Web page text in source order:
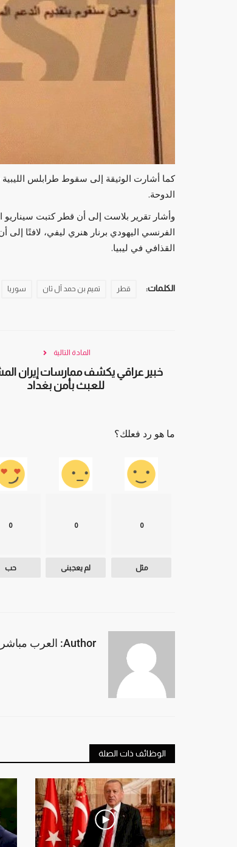
الدوحة.
وأشار تقرير بلاست إلى أن قطر كتبت
الفرنسي اليهودي برنار هنري ليفي، لافتًا إلى
القذافي في ليبيا.
الكلمات: قطر تميم بن حمد آل ثان سوريا
المادة التالية
خبير عراقي يكشف ممارسات إيران
للعبث بأمن بغداد
ما هو رد فعلك؟
0
مثل
0
لم يعجبنى
0
حب
Author: العرب مباشر
الوظائف ذات الصلة